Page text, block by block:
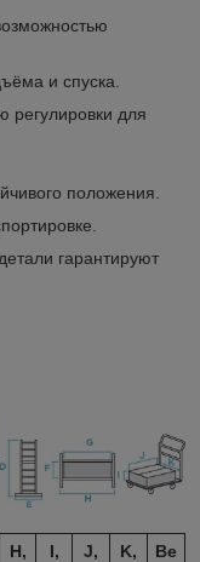
и спуска.
регулировки для
положения.
гарантируют
H,
I,
J,
K,
Ве